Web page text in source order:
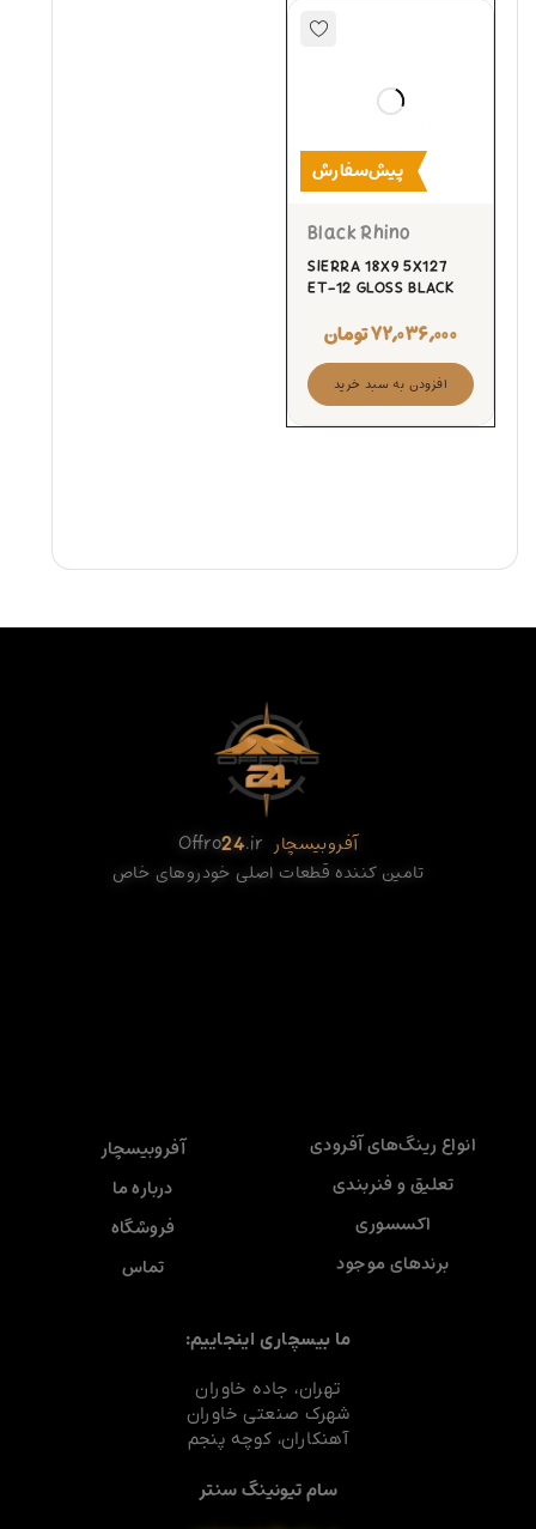
پیش‌سفارش
Black Rhino
SIERRA 18X9 5X127
ET-12 GLOSS BLACK
۷۲,۰۳۶,۰۰۰تومان
افزودن به سبد خرید
آفروبیسچار Offro24.ir
تامین کننده قطعات اصلی خودروهای خاص
انواع رینگ‌های آفرودی
تعلیق و فنربندی
اکسسوری
برندهای موجود
آفروبیسچار
درباره ما
فروشگاه
تماس
ما بیسچاری اینجاییم:
تهران، جاده خاوران
شهرک صنعتی خاوران
آهنکاران، کوچه پنجم
سام تیونینگ سنتر